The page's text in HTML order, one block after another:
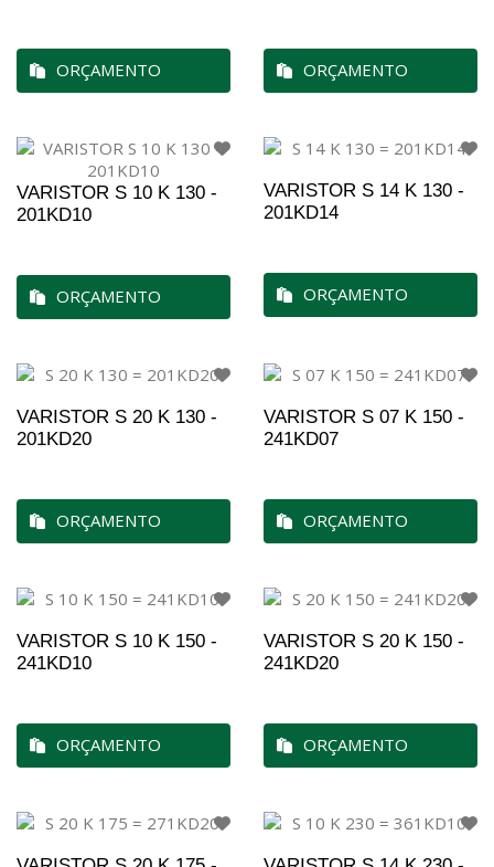
ORÇAMENTO ORÇAMENTO
VARISTOR S 10 K 130 -
201KD10
ORÇAMENTO
VARISTOR S 14 K 130 -
201KD14
ORÇAMENTO
VARISTOR S 20 K 130 -
201KD20
ORÇAMENTO
VARISTOR S 07 K 150 -
241KD07
ORÇAMENTO
VARISTOR S 10 K 150 -
241KD10
ORÇAMENTO
VARISTOR S 20 K 150 -
241KD20
ORÇAMENTO